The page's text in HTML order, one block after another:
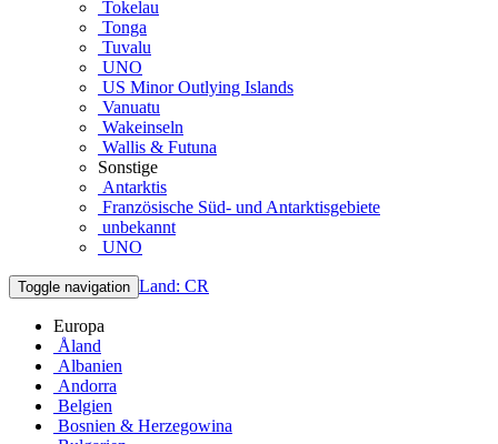
Tokelau
Tonga
Tuvalu
UNO
US Minor Outlying Islands
Vanuatu
Wakeinseln
Wallis & Futuna
Sonstige
Antarktis
Französische Süd- und Antarktisgebiete
unbekannt
UNO
Toggle navigation Land: CR
Europa
Åland
Albanien
Andorra
Belgien
Bosnien & Herzegowina